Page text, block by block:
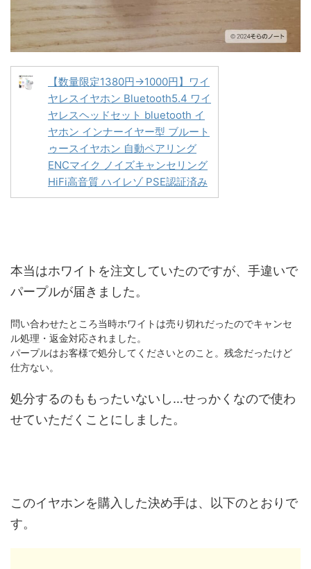
【数量限定1380円→1000円】ワイ
ヤレスイヤホン Bluetooth5.4 ワイ
ヤレスヘッドセット bluetooth イ
ヤホン インナーイヤー型 ブルート
ゥースイヤホン 自動ペアリング
ENCマイク ノイズキャンセリング
HiFi高音質 ハイレゾ PSE認証済み
本当はホワイトを注文していたのですが、手違いで
パープルが届きました。
問い合わせたところ当時ホワイトは売り切れだったのでキャンセ
ル処理・返金対応されました。
パープルはお客様で処分してくださいとのこと。残念だったけど
仕方ない。
処分するのももったいないし…せっかくなので使わ
せていただくことにしました。
このイヤホンを購入した決め手は、以下のとおりで
す。